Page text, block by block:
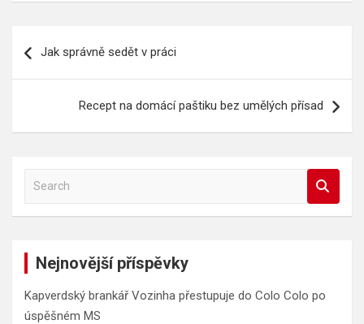
proJak správně sedět v práci
Recept na domácí paštiku bez umělých přísad
a
Nejnovější příspěvky
Kapverdský brankář Vozinha přestupuje do Colo Colo po
úspěšném MS